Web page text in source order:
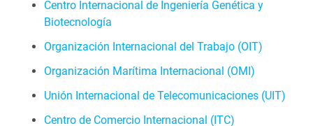
Centro Internacional de Ingeniería Genética y
Biotecnología
Organización Internacional del Trabajo (OIT)
Organización Marítima Internacional (OMI)
Unión Internacional de Telecomunicaciones (UIT)
Centro de Comercio Internacional (ITC)